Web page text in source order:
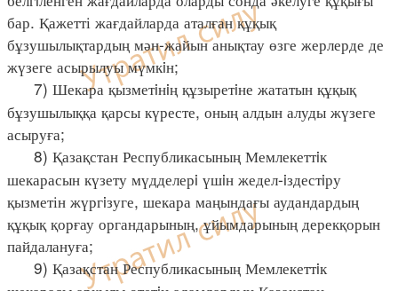
бар. Қажетті жағдайларда аталған құқық
бұзушылықтардың мән-жайын анықтау өзге жерлерде де
жүзеге асырылуы мүмкiн;
7) Шекара қызметiнiң құзыретiне жататын құқық
бұзушылыққа қарсы күресте, оның алдын алуды жүзеге
асыруға;
8) Қазақстан Республикасының Мемлекеттiк
шекарасын күзету мүдделерi үшiн жедел-iздестiру
қызметін жүргiзуге, шекара маңындағы аудандардың
құқық қорғау органдарының, ұйымдарының дерекқорын
пайдалануға;
9) Қазақстан Республикасының Мемлекеттiк